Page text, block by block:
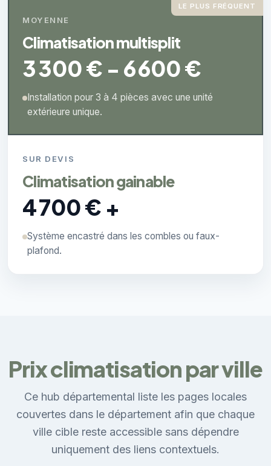
LE PLUS FRÉQUENT
MOYENNE
Climatisation multisplit
3 300 € - 6 600 €
Installation pour 3 à 4 pièces avec une unité
extérieure unique.
SUR DEVIS
Climatisation gainable
4 700 € +
Système encastré dans les combles ou faux-
plafond.
Prix climatisation par ville
Ce hub départemental liste les pages locales
couvertes dans le département afin que chaque
ville cible reste accessible sans dépendre
uniquement des liens contextuels.